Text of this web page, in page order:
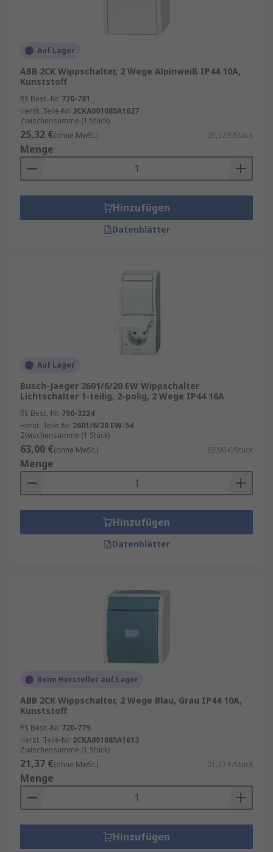
Auf Lager
ABB 2CK Wippschalter, 2 Wege Alpinweiß IP44 10A,
Kunststoff
RS Best.-Nr. 720-781
Herst. Teile-Nr. 2CKA001085A1627
Zwischensumme (1 Stück)
25,32 €(ohne MwSt.) 25,32 €/Stück
Menge
Hinzufügen
Datenblätter
Auf Lager
Busch-Jaeger 2601/6/20 EW Wippschalter
Lichtschalter 1-teilig, 2-polig, 2 Wege IP44 16A
RS Best.-Nr. 790-3224
Herst. Teile-Nr. 2601/6/20 EW-54
Zwischensumme (1 Stück)
63,00 €(ohne MwSt.) 63,00 €/Stück
Menge
Hinzufügen
Datenblätter
Beim Hersteller auf Lager
ABB 2CK Wippschalter, 2 Wege Blau, Grau IP44 10A,
Kunststoff
RS Best.-Nr. 720-779
Herst. Teile-Nr. 2CKA001085A1613
Zwischensumme (1 Stück)
21,37 €(ohne MwSt.) 21,37 €/Stück
Menge
Hinzufügen